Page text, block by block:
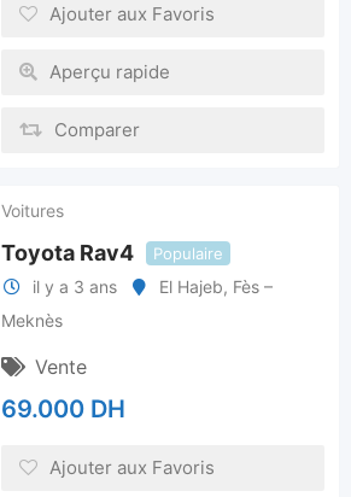
Ajouter aux Favoris
Aperçu rapide
Comparer
Voitures
Toyota Rav4 Populaire
il y a 3 ans El Hajeb, Fès –
Meknès
Vente
69.000 DH
Ajouter aux Favoris